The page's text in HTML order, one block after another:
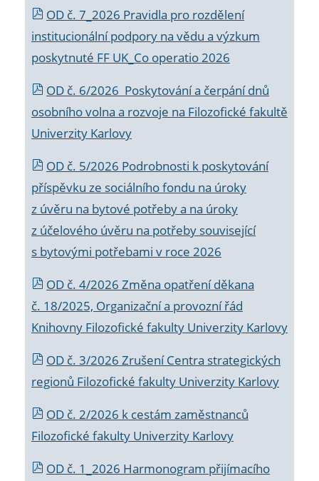
OD č. 7_2026 Pravidla pro rozdělení
institucionální podpory na vědu a výzkum
poskytnuté FF UK_Co operatio 2026
OD č. 6/2026 Poskytování a čerpání dnů
osobního volna a rozvoje na Filozofické fakultě
Univerzity Karlovy
OD č. 5/2026 Podrobnosti k poskytování
příspěvku ze sociálního fondu na úroky
z úvěru na bytové potřeby a na úroky
z účelového úvěru na potřeby související
s bytovými potřebami v roce 2026
OD č. 4/2026 Změna opatření děkana
č. 18/2025, Organizační a provozní řád
Knihovny Filozofické fakulty Univerzity Karlovy
OD č. 3/2026 Zrušení Centra strategických
regionů Filozofické fakulty Univerzity Karlovy
OD č. 2/2026 k cestám zaměstnanců
Filozofické fakulty Univerzity Karlovy
OD č. 1_2026 Harmonogram přijímacího